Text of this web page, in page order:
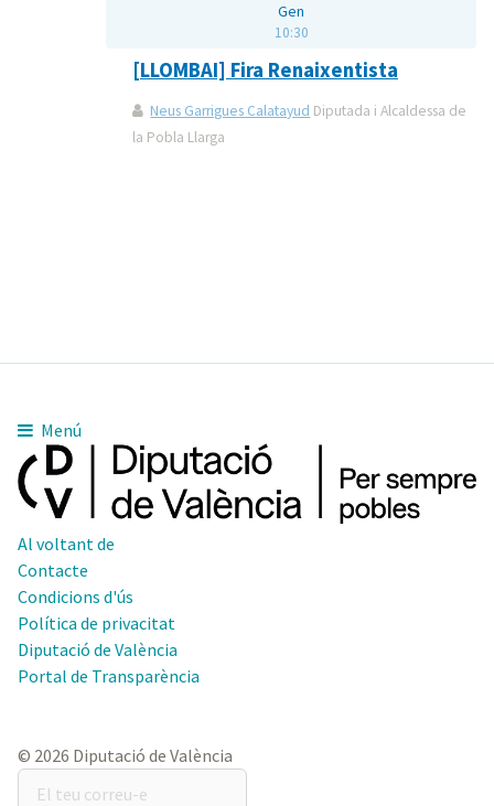
Gen
10:30
[LLOMBAI] Fira Renaixentista
Neus Garrigues Calatayud Diputada i Alcaldessa de
la Pobla Llarga
Menú
Al voltant de
Contacte
Condicions d'ús
Política de privacitat
Diputació de València
Portal de Transparència
© 2026 Diputació de València